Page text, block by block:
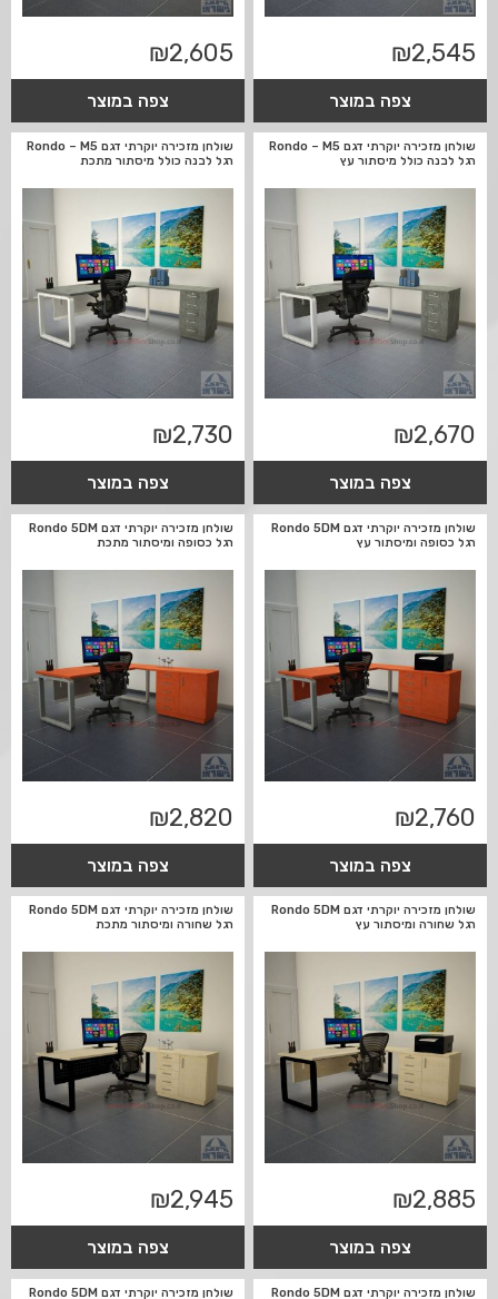
₪2,545
צפה במוצר
₪2,605
צפה במוצר
שולחן מזכירה יוקרתי דגם Rondo – M5
רגל לבנה כולל מיסתור עץ
₪2,670
צפה במוצר
שולחן מזכירה יוקרתי דגם Rondo – M5
רגל לבנה כולל מיסתור מתכת
₪2,730
צפה במוצר
שולחן מזכירה יוקרתי דגם Rondo 5DM
רגל כסופה ומיסתור עץ
₪2,760
צפה במוצר
שולחן מזכירה יוקרתי דגם Rondo 5DM
רגל כסופה ומיסתור מתכת
₪2,820
צפה במוצר
שולחן מזכירה יוקרתי דגם Rondo 5DM
רגל שחורה ומיסתור עץ
₪2,885
צפה במוצר
שולחן מזכירה יוקרתי דגם Rondo 5DM
רגל שחורה ומיסתור מתכת
₪2,945
צפה במוצר
שולחן מזכירה יוקרתי דגם Rondo 5DM שולחן מזכירה יוקרתי דגם Rondo 5DM